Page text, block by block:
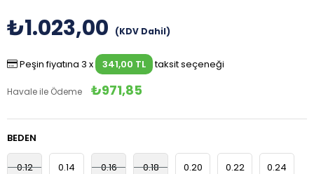
₺1.023,00 (KDV Dahil)
Peşin fiyatına 3 x 341,00 TL taksit seçeneği
Havale ile Ödeme ₺971,85
BEDEN
0.12 0.14 0.16 0.18 0.20 0.22 0.24